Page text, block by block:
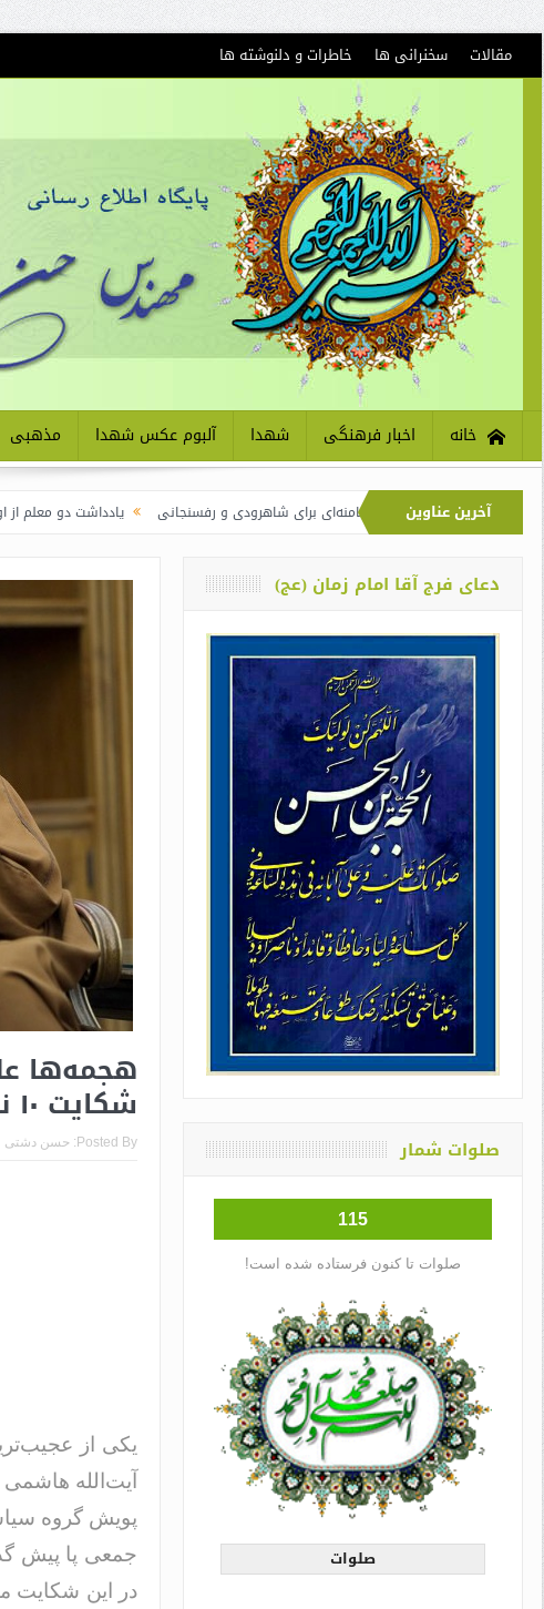
مقالات سخنرانی ها خاطرات و دلنوشته ها
خانه اخبار فرهنگی شهدا آلبوم عکس شهدا مذهبی
آخرین عناوین
آیت‌الله خامنه‌ای برای شاهرودی و رفسنجانی یادداشت دو معلم از اوین درباره‌ی
شکایت ۱۰ نفر از آیت‌الله هاشمی!
Posted By: حسن دشتی
یکی از
آیت‌الله
پویش گروه
جمعی پا پیش
در این شکایت
دعای فرج آقا امام زمان (عج)
صلوات شمار
115
صلوات تا کنون فرستاده شده است!
صلوات